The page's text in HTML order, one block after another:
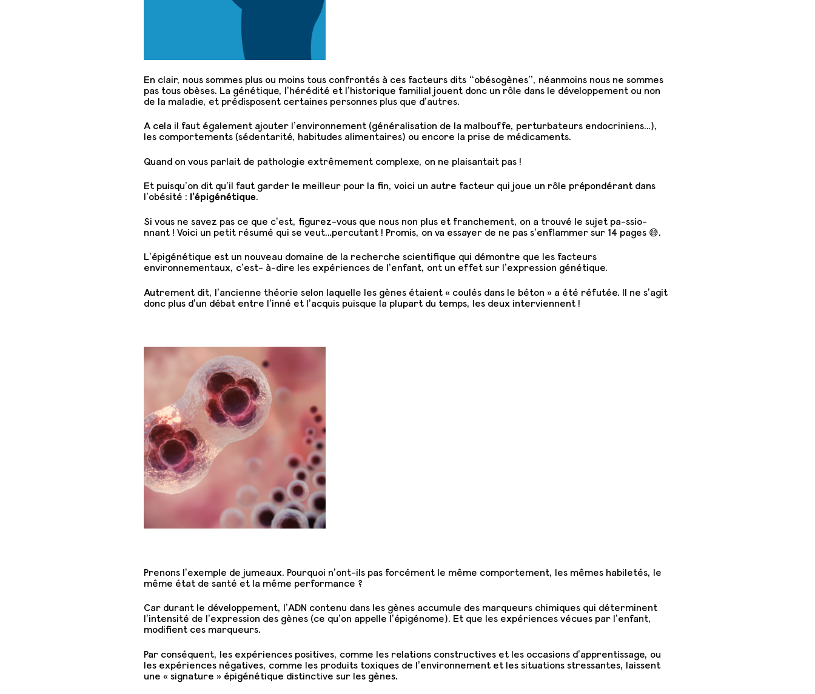
En clair, nous sommes plus ou moins tous confrontés à ces facteurs dits “obésogènes”, néanmoins nous ne sommes
pas tous obèses. La génétique, l’hérédité et l’historique familial jouent donc un rôle dans le développement ou non
de la maladie, et prédisposent certaines personnes plus que d’autres.
A cela il faut également ajouter l’environnement (généralisation de la malbouffe, perturbateurs endocriniens…),
les comportements (sédentarité, habitudes alimentaires) ou encore la prise de médicaments.
Quand on vous parlait de pathologie extrêmement complexe, on ne plaisantait pas !
Et puisqu’on dit qu’il faut garder le meilleur pour la fin, voici un autre facteur qui joue un rôle prépondérant dans
l’obésité : l’épigénétique.
Si vous ne savez pas ce que c’est, figurez-vous que nous non plus et franchement, on a trouvé le sujet pa-ssio-
nnant ! Voici un petit résumé qui se veut…percutant ! Promis, on va essayer de ne pas s’enflammer sur 14 pages 😅.
L’épigénétique est un nouveau domaine de la recherche scientifique qui démontre que les facteurs
environnementaux, c’est- à-dire les expériences de l’enfant, ont un effet sur l’expression génétique.
Autrement dit, l’ancienne théorie selon laquelle les gènes étaient « coulés dans le béton » a été réfutée. Il ne s’agit
donc plus d’un débat entre l’inné et l’acquis puisque la plupart du temps, les deux interviennent !
Prenons l’exemple de jumeaux. Pourquoi n’ont-ils pas forcément le même comportement, les mêmes habiletés, le
même état de santé et la même performance ?
Car durant le développement, l’ADN contenu dans les gènes accumule des marqueurs chimiques qui déterminent
l’intensité de l’expression des gènes (ce qu’on appelle l’épigénome). Et que les expériences vécues par l’enfant,
modifient ces marqueurs.
Par conséquent, les expériences positives, comme les relations constructives et les occasions d’apprentissage, ou
les expériences négatives, comme les produits toxiques de l’environnement et les situations stressantes, laissent
une « signature » épigénétique distinctive sur les gènes.